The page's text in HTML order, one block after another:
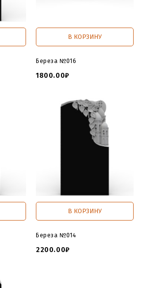
В КОРЗИНУ
Береза №016
1800.00₽
В КОРЗИНУ
Береза №014
2200.00₽